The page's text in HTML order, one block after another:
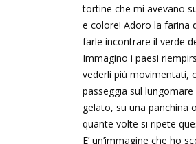
tortine che mi avevano
e colore! Adoro la farina
farle incontrare il verde
Immagino i paesi
vederli più movimentati,
passeggia sul lungomare
gelato, su una panchina
quante volte si ripete
E’ un’immagine che ho